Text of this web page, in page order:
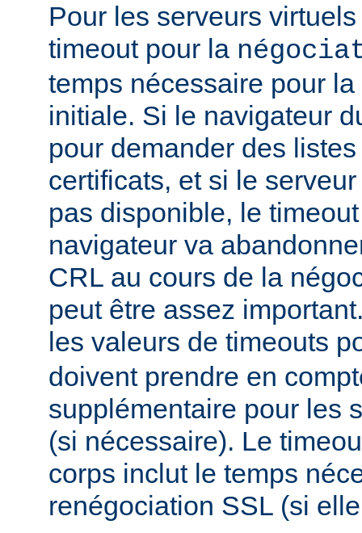
Pour les serveurs
timeout pour la
temps nécessaire pour
initiale. Si le navigateur
pour demander des
certificats, et si le
pas disponible, le
navigateur va
CRL au cours de la
peut être assez
les valeurs de timeouts
doivent prendre en
supplémentaire pour les
(si nécessaire). Le
corps inclut le temps
renégociation SSL (si